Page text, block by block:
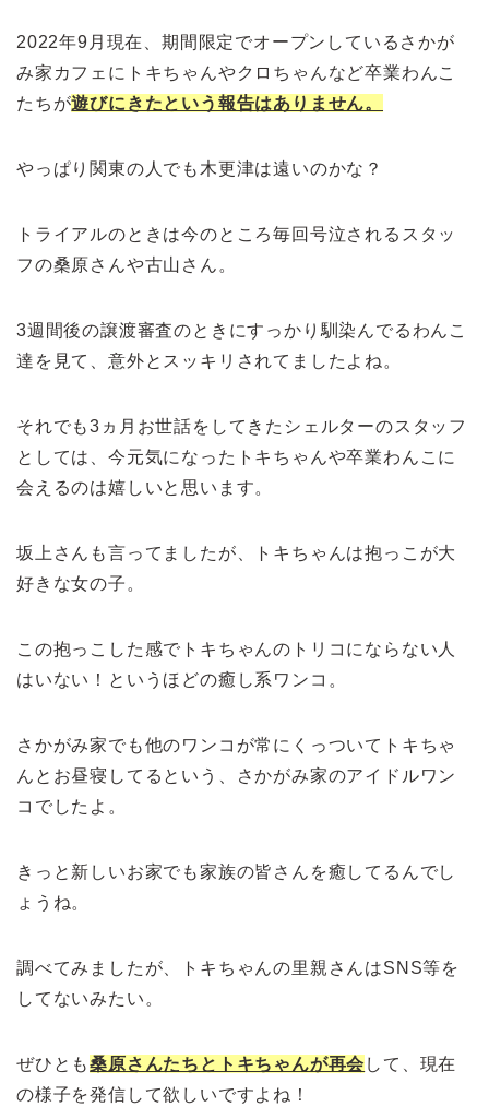
2022年9月現在、期間限定でオープンしているさかが
み家カフェにトキちゃんやクロちゃんなど卒業わんこ
たちが遊びにきたという報告はありません。
やっぱり関東の人でも木更津は遠いのかな？
トライアルのときは今のところ毎回号泣されるスタッ
フの桑原さんや古山さん。
3週間後の譲渡審査のときにすっかり馴染んでるわんこ
達を見て、意外とスッキリされてましたよね。
それでも3ヵ月お世話をしてきたシェルターのスタッフ
としては、今元気になったトキちゃんや卒業わんこに
会えるのは嬉しいと思います。
坂上さんも言ってましたが、トキちゃんは抱っこが大
好きな女の子。
この抱っこした感でトキちゃんのトリコにならない人
はいない！というほどの癒し系ワンコ。
さかがみ家でも他のワンコが常にくっついてトキちゃ
んとお昼寝してるという、さかがみ家のアイドルワン
コでしたよ。
きっと新しいお家でも家族の皆さんを癒してるんでし
ょうね。
調べてみましたが、トキちゃんの里親さんはSNS等を
してないみたい。
ぜひとも桑原さんたちとトキちゃんが再会 して、現在
の様子を発信して欲しいですよね！